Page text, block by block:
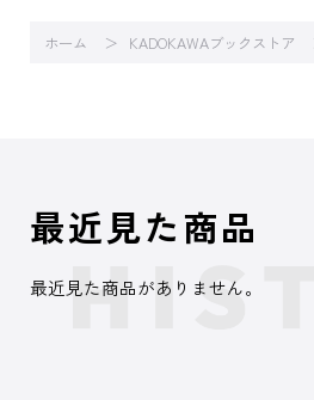
ホーム KADOKAWAブックストア
最近見た商品
最近見た商品がありません。